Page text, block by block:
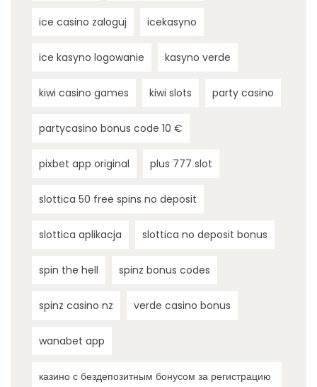
ice casino zaloguj icekasyno
ice kasyno logowanie kasyno verde
kiwi casino games kiwi slots party casino
partycasino bonus code 10 €
pixbet app original plus 777 slot
slottica 50 free spins no deposit
slottica aplikacja slottica no deposit bonus
spin the hell spinz bonus codes
spinz casino nz verde casino bonus
wanabet app
казино с бездепозитным бонусом за регистрацию